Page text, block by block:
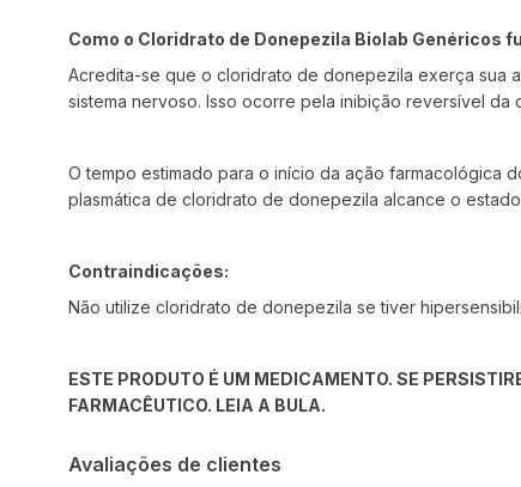
Como o Cloridrato de Donepezila Biolab Genéricos
Acredita-se que o cloridrato de donepezila exerça sua
sistema nervoso. Isso ocorre pela inibição reversível
O tempo estimado para o início da ação farmacológica
plasmática de cloridrato de donepezila alcance o
Contraindicações:
Não utilize cloridrato de donepezila se tiver
ESTE PRODUTO É UM MEDICAMENTO. SE
FARMACÊUTICO. LEIA A BULA.
Avaliações de clientes